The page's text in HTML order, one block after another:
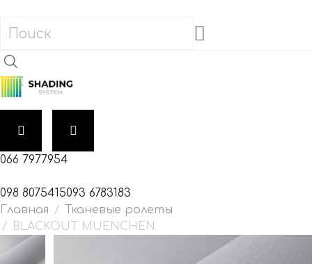
066 7977954
098 8075415093 6783183
Тканевые ролеты
BLACKOUT MUENCHEN